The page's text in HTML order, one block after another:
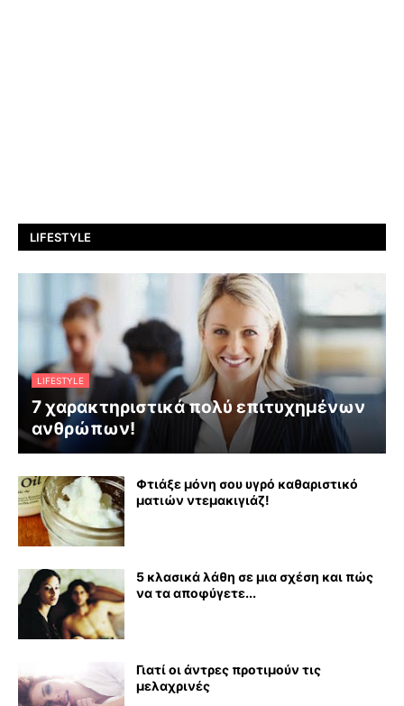
LIFESTYLE
LIFESTYLE
7 χαρακτηριστικά πολύ επιτυχημένων
ανθρώπων!
Φτιάξε μόνη σου υγρό καθαριστικό
ματιών ντεμακιγιάζ!
5 κλασικά λάθη σε μια σχέση και πώς
να τα αποφύγετε...
Γιατί οι άντρες προτιμούν τις
μελαχρινές